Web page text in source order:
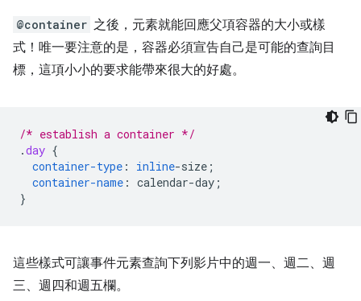
@container 之後，元素就能回應父項容器的大小或樣
式！唯一要注意的是，容器必須宣告自己是可能的查詢目
標，這項小小的要求能帶來很大的好處。
/* establish a container */
.day {
container-type : inline-size ;
container-name : calendar-day ;
}
這些樣式可讓事件元素查詢下列影片中的週一、週二、週
三、週四和週五欄。